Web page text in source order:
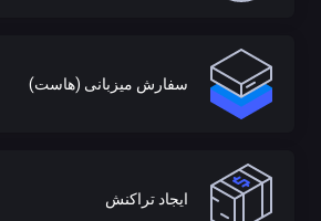
سفارش میزبانی (هاست)
ایجاد تراکنش